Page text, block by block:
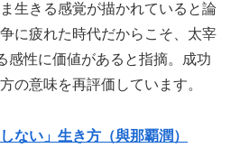
生きる感覚が描かれていると論
に疲れた時代だからこそ、太宰
感性に価値があると指摘。成功
の意味を再評価しています。
ない」生き方（與那覇潤）